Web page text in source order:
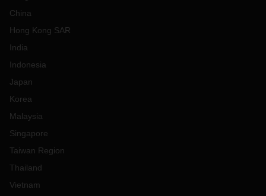
China
Hong Kong SAR
India
Indonesia
Japan
Korea
Malaysia
Singapore
Taiwan Region
Thailand
Vietnam